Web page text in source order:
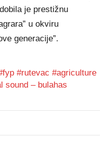
je prestižnu
u okviru
generacije”.
#rutevac #agriculture
sound – bulahas